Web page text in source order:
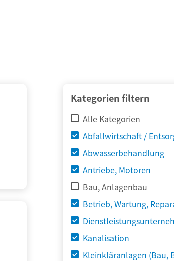
Kategorien filtern
Alle Kategorien
Abfallwirtschaft /
Abwasserbehandlung
Antriebe, Motoren
Bau, Anlagenbau
Betrieb, Wartung,
Kanalisation
Kleinkläranlagen (Bau,